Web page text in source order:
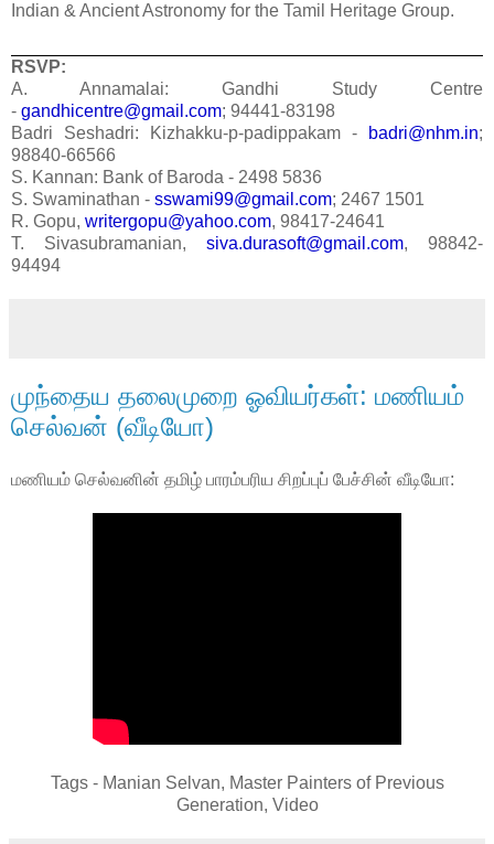
Indian & Ancient Astronomy for the Tamil Heritage Group.
RSVP:
A. Annamalai: Gandhi Study Centre
- gandhicentre@gmail.com; 94441-83198
Badri Seshadri: Kizhakku-p-padippakam -
badri@nhm.in;
98840-66566
S. Kannan: Bank of Baroda - 2498 5836
S. Swaminathan - sswami99@gmail.com; 2467 1501
R. Gopu, writergopu@yahoo.com, 98417-24641
T. Sivasubramanian, siva.durasoft@gmail.com, 98842-
94494
முந்தைய தலைமுறை ஓவியர்கள்: மணியம்
செல்வன் (வீடியோ)
மணியம் செல்வனின் தமிழ் பாரம்பரிய சிறப்புப் பேச்சின் வீடியோ:
Tags - Manian Selvan, Master Painters of Previous
Generation, Video